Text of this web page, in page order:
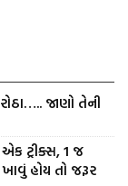
જાણો તેની
ટ્રીક્સ, 1 જ
હોય તો જરૂર